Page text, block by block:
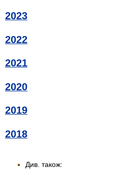
2023
2022
2021
2020
2019
2018
Див. також: